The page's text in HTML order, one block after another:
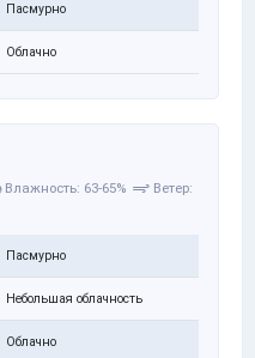
Пасмурно
Облачно
Влажность: 63-65%
Ветер:
Пасмурно
Небольшая облачность
Облачно